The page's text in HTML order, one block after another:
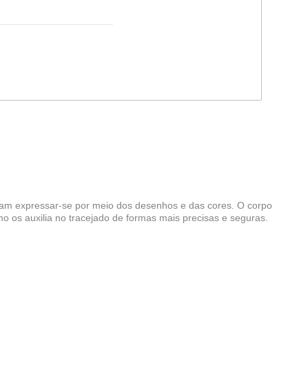
expressar-se por meio dos desenhos e das cores. O corpo
os auxilia no tracejado de formas mais precisas e seguras.